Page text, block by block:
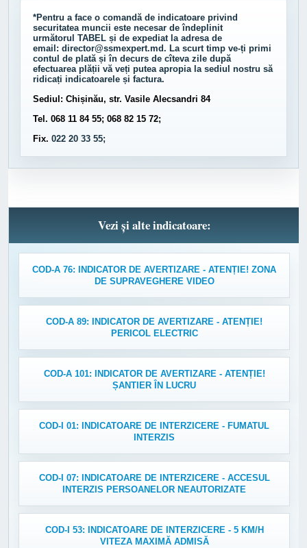
*Pentru a face o comandă de indicatoare privind
securitatea muncii este necesar de îndeplinit
următorul TABEL și de expediat la adresa de
email: director@ssmexpert.md. La scurt timp ve-ți primi
contul de plată și în decurs de cîteva zile după
efectuarea plății vă veți putea apropia la sediul nostru să
ridicați indicatoarele și factura.
Sediul: Chișinău, str. Vasile Alecsandri 84
Tel. 068 11 84 55; 068 82 15 72;
Fix. 022 20 33 55;
Vezi și alte indicatoare:
COD-A 76: INDICATOR DE AVERTIZARE - ATENȚIE! ZONA
DE SUPRAVEGHERE VIDEO
COD-A 89: INDICATOR DE AVERTIZARE - ATENȚIE!
PERICOL ELECTRIC
COD-A 101: INDICATOR DE AVERTIZARE - ATENȚIE!
ȘANTIER ÎN LUCRU
COD-I 01: INDICATOARE DE INTERZICERE - FUMATUL
INTERZIS
COD-I 07: INDICATOARE DE INTERZICERE - ACCESUL
INTERZIS PERSOANELOR NEAUTORIZATE
COD-I 53: INDICATOARE DE INTERZICERE - 5 KM/H
VITEZA MAXIMĂ ADMISĂ